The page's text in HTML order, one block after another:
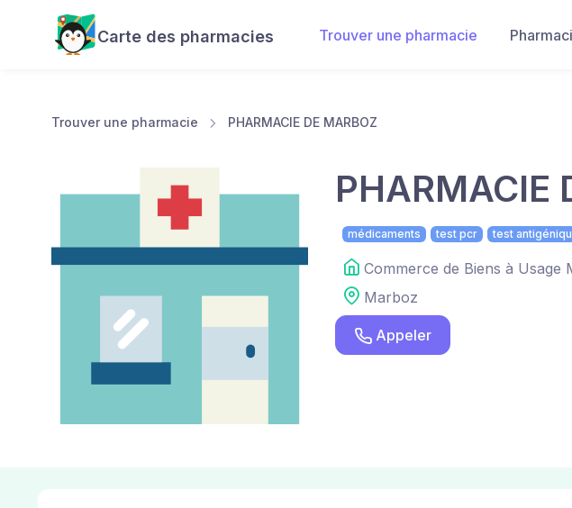
Carte des pharmacies Trouver une pharmacie
Trouver une pharmacie PHARMACIE DE MARBOZ
PHARMACIE
médicaments test pcr test
Commerce de Biens à Usage
Marboz
Appeler